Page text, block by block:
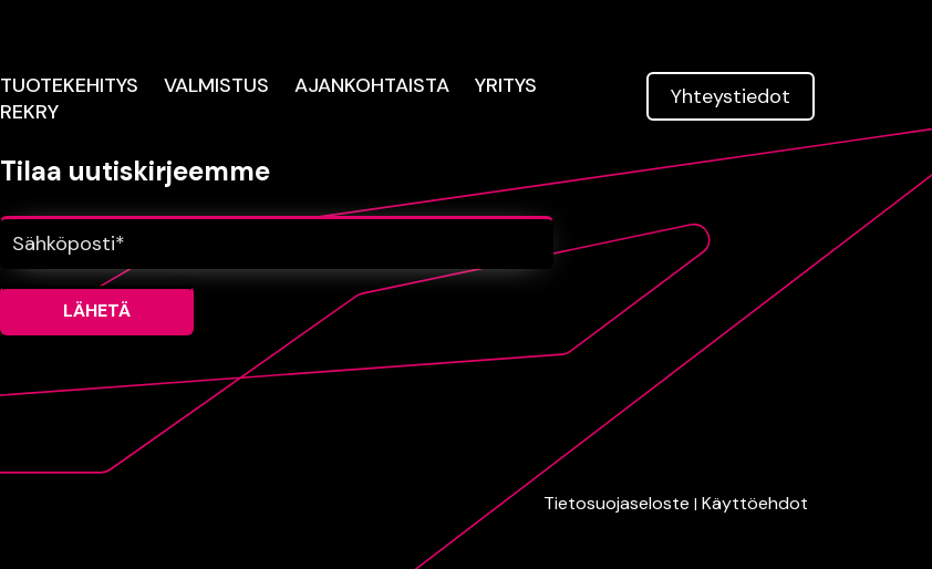
TUOTEKEHITYS VALMISTUS AJANKOHTAISTA
YRITYS
REKRY
Tilaa uutiskirjeemme
Yhteys­tiedot
Tietosuojaseloste | Käyttöehdot